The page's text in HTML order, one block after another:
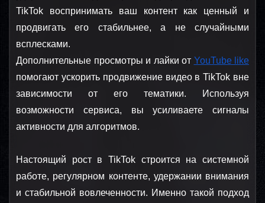
TikTok воспринимать ваш контент как ценный и
продвигать его стабильнее, а не случайными
всплесками.
Дополнительные просмотры и лайки от YouTube like
помогают ускорить продвижение видео в TikTok вне
зависимости от его тематики. Используя
возможности сервиса, вы усиливаете сигналы
активности для алгоритмов.
Настоящий рост в TikTok строится на системной
работе, регулярном контенте, удержании внимания
и стабильной вовлеченности. Именно такой подход